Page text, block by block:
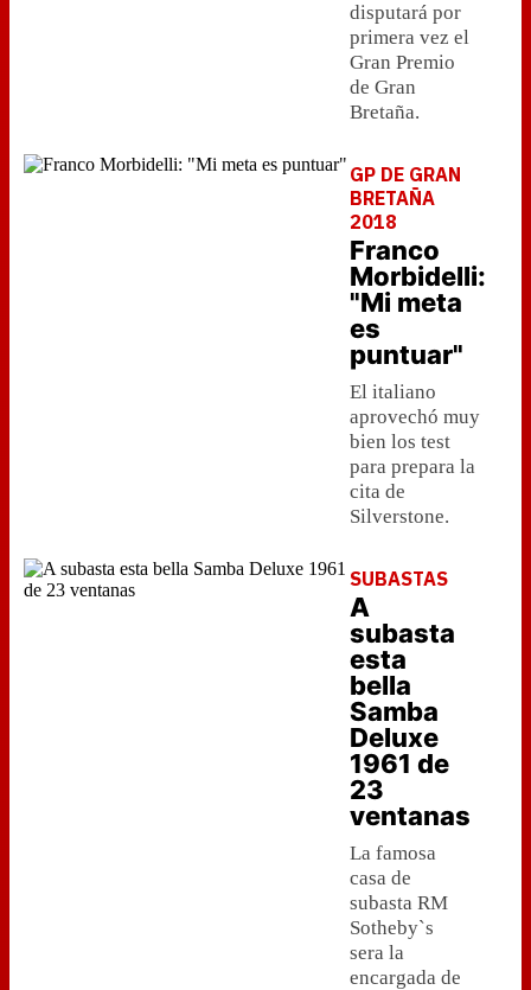
disputará por
primera vez el
Gran Premio
de Gran
Bretaña.
GP DE GRAN
BRETAÑA
2018
Franco
Morbidelli:
"Mi meta
es
puntuar"
El italiano
aprovechó muy
bien los test
para prepara la
cita de
Silverstone.
SUBASTAS
A
subasta
esta
bella
Samba
Deluxe
1961 de
23
ventanas
La famosa
casa de
subasta RM
Sotheby`s
sera la
encargada de